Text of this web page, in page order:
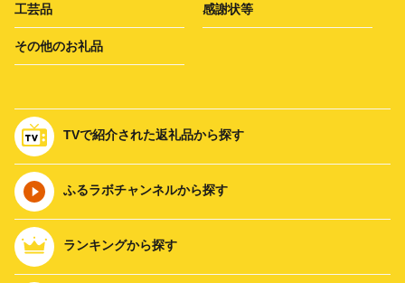
工芸品 感謝状等
その他のお礼品
TVで紹介された返礼品から探す
ふるラボチャンネルから探す
ランキングから探す